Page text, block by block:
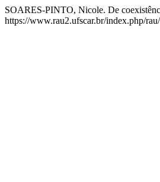
SOARES-PINTO, Nicole. De
https://www.rau2.ufscar.br/index.php/